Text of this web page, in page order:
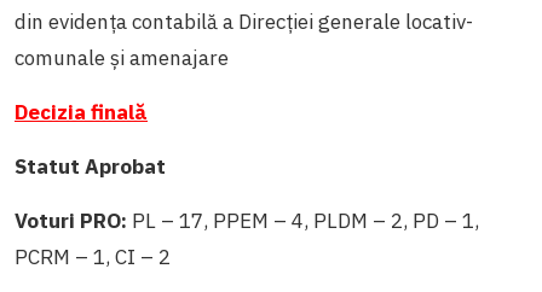
din evidența contabilă a Direcției generale locativ-
comunale și amenajare
Decizia finală
Statut Aprobat
Voturi PRO: PL – 17, PPEM – 4, PLDM – 2, PD – 1,
PCRM – 1, CI – 2